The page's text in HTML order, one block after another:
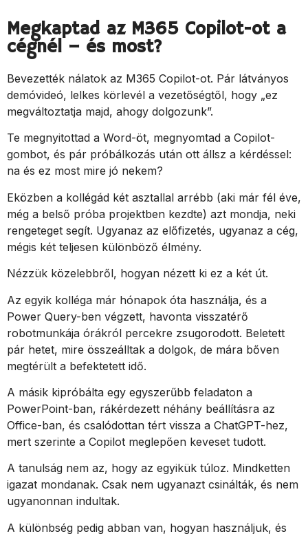
Megkaptad az M365 Copilot-ot a
cégnél – és most?
Bevezették nálatok az M365 Copilot-ot. Pár látványos
demóvideó, lelkes körlevél a vezetőségtől, hogy „ez
megváltoztatja majd, ahogy dolgozunk”.
Te megnyitottad a Word-öt, megnyomtad a Copilot-
gombot, és pár próbálkozás után ott állsz a kérdéssel:
na és ez most mire jó nekem?
Eközben a kollégád két asztallal arrébb (aki már fél éve,
még a belső próba projektben kezdte) azt mondja, neki
rengeteget segít. Ugyanaz az előfizetés, ugyanaz a cég,
mégis két teljesen különböző élmény.
Nézzük közelebbről, hogyan nézett ki ez a két út.
Az egyik kolléga már hónapok óta használja, és a
Power Query-ben végzett, havonta visszatérő
robotmunkája órákról percekre zsugorodott. Beletett
pár hetet, mire összeálltak a dolgok, de mára bőven
megtérült a befektetett idő.
A másik kipróbálta egy egyszerűbb feladaton a
PowerPoint-ban, rákérdezett néhány beállításra az
Office-ban, és csalódottan tért vissza a ChatGPT-hez,
mert szerinte a Copilot meglepően keveset tudott.
A tanulság nem az, hogy az egyikük túloz. Mindketten
igazat mondanak. Csak nem ugyanazt csinálták, és nem
ugyanonnan indultak.
A különbség pedig abban van, hogyan használjuk, és